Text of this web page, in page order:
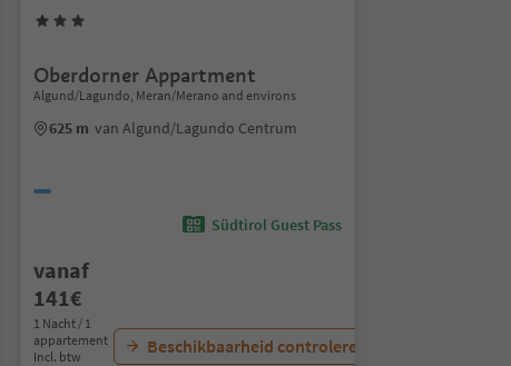
Oberdorner Appartment
Algund/Lagundo, Meran/Merano and environs
625 m van Algund/Lagundo Centrum
Südtirol Guest Pass
vanaf
141€
1 Nacht / 1
appartement
Incl. btw
Beschikbaarheid controleren